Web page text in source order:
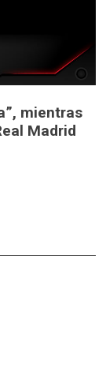
mientras
Madrid